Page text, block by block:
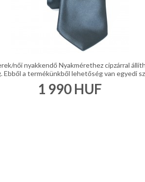
női nyakkendő Nyakmérethez cipzárral
Ebből a termékünkből lehetőség van egyedi
1 990 HUF